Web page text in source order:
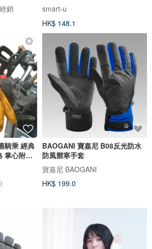
銷
smart-u
HK$ 148.1
騎乘 經典
掌心附凝
BAOGANI 寶嘉尼 B08反光防水
防風禦寒手套
寶嘉尼 BAOGANI
HK$ 199.0